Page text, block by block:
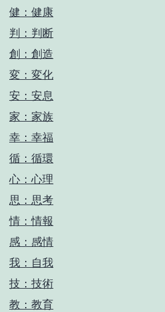
健：健康
判：判断
創：創造
変：変化
安：安息
家：家族
幸：幸福
循：循環
心：心理
思：思考
情：情報
感：感情
我：自我
技：技術
教：教育